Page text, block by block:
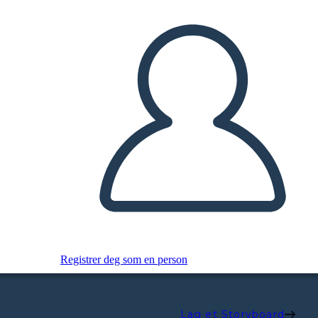
Registrer deg som en person
Lag et Storyboard